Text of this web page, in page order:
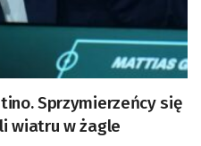
Sprzymierzeńcy się
wiatru w żagle